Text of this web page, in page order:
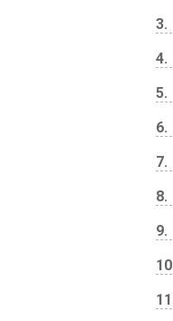
3
4
5
6
7
8
9
10
11